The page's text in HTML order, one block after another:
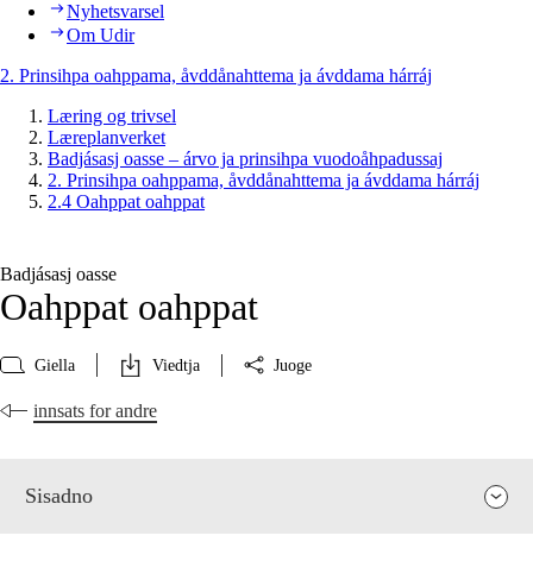
Nyhetsvarsel
Om Udir
2. Prinsihpa oahppama, åvddånahttema ja ávddama hárráj
Læring og trivsel
Læreplanverket
Badjásasj oasse – árvo ja prinsihpa vuodoåhpadussaj
2. Prinsihpa oahppama, åvddånahttema ja ávddama hárráj
2.4 Oahppat oahppat
Badjásasj oasse
Oahppat oahppat
Giella Viedtja Juoge
innsats for andre
Sisadno